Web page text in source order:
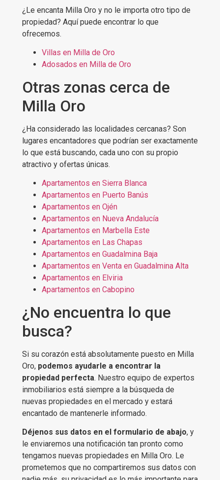
¿Le encanta Milla Oro y no le importa otro tipo de
propiedad? Aquí puede encontrar lo que
ofrecemos.
Villas en Milla de Oro
Adosados en Milla de Oro
Otras zonas cerca de
Milla Oro
¿Ha considerado las localidades cercanas? Son
lugares encantadores que podrían ser exactamente
lo que está buscando, cada uno con su propio
atractivo y ofertas únicas.
Apartamentos en Sierra Blanca
Apartamentos en Puerto Banús
Apartamentos en Ojén
Apartamentos en Nueva Andalucía
Apartamentos en Marbella Este
Apartamentos en Las Chapas
Apartamentos en Guadalmina Baja
Apartamentos en Venta en Guadalmina Alta
Apartamentos en Elviria
Apartamentos en Cabopino
¿No encuentra lo que
busca?
Si su corazón está absolutamente puesto en Milla
Oro, podemos ayudarle a encontrar la
propiedad perfecta. Nuestro equipo de expertos
inmobiliarios está siempre a la búsqueda de
nuevas propiedades en el mercado y estará
encantado de mantenerle informado.
Déjenos sus datos en el formulario de abajo, y
le enviaremos una notificación tan pronto como
tengamos nuevas propiedades en Milla Oro. Le
prometemos que no compartiremos sus datos con